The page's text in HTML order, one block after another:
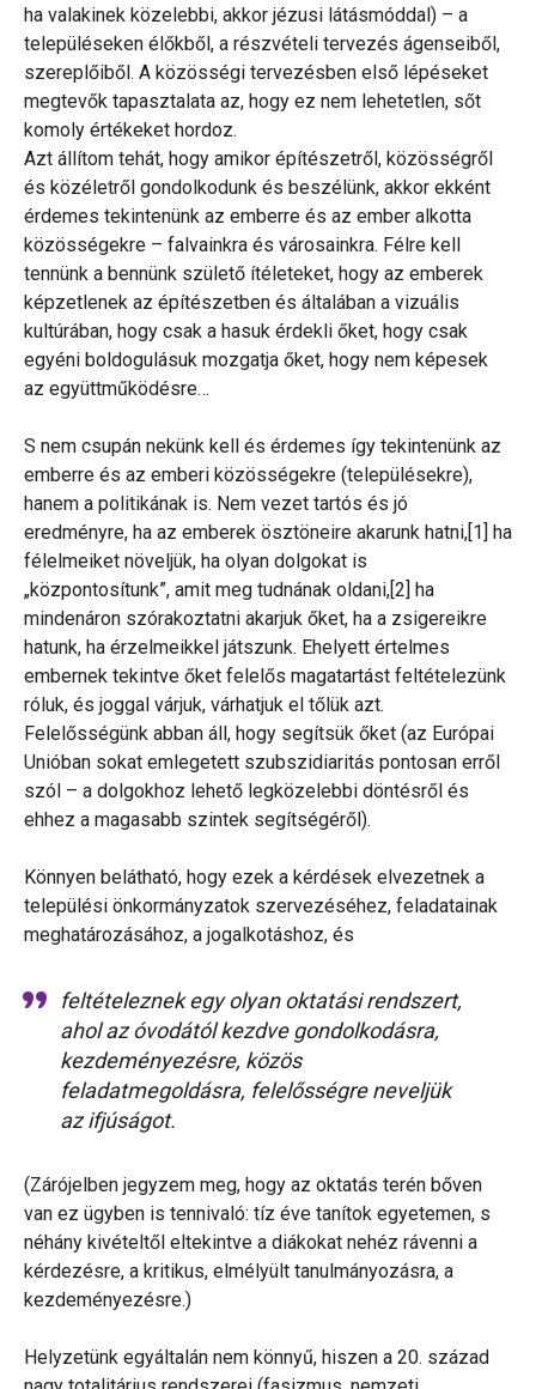
ha valakinek közelebbi, akkor jézusi látásmóddal) – a
településeken élőkből, a részvételi tervezés ágenseiből,
szereplőiből. A közösségi tervezésben első lépéseket
megtevők tapasztalata az, hogy ez nem lehetetlen, sőt
komoly értékeket hordoz.
Azt állítom tehát, hogy amikor építészetről, közösségről
és közéletről gondolkodunk és beszélünk, akkor ekként
érdemes tekintenünk az emberre és az ember alkotta
közösségekre – falvainkra és városainkra. Félre kell
tennünk a bennünk születő ítéleteket, hogy az emberek
képzetlenek az építészetben és általában a vizuális
kultúrában, hogy csak a hasuk érdekli őket, hogy csak
egyéni boldogulásuk mozgatja őket, hogy nem képesek
az együttműködésre…
S nem csupán nekünk kell és érdemes így tekintenünk az
emberre és az emberi közösségekre (településekre),
hanem a politikának is. Nem vezet tartós és jó
eredményre, ha az emberek ösztöneire akarunk hatni,[1] ha
félelmeiket növeljük, ha olyan dolgokat is
„központosítunk”, amit meg tudnának oldani,[2] ha
mindenáron szórakoztatni akarjuk őket, ha a zsigereikre
hatunk, ha érzelmeikkel játszunk. Ehelyett értelmes
embernek tekintve őket felelős magatartást feltételezünk
róluk, és joggal várjuk, várhatjuk el tőlük azt.
Felelősségünk abban áll, hogy segítsük őket (az Európai
Unióban sokat emlegetett szubszidiaritás pontosan erről
szól – a dolgokhoz lehető legközelebbi döntésről és
ehhez a magasabb szintek segítségéről).
Könnyen belátható, hogy ezek a kérdések elvezetnek a
települési önkormányzatok szervezéséhez, feladatainak
meghatározásához, a jogalkotáshoz, és
feltételeznek egy olyan oktatási rendszert,
ahol az óvodától kezdve gondolkodásra,
kezdeményezésre, közös
feladatmegoldásra, felelősségre neveljük
az ifjúságot.
(Zárójelben jegyzem meg, hogy az oktatás terén bőven
van ez ügyben is tennivaló: tíz éve tanítok egyetemen, s
néhány kivételtől eltekintve a diákokat nehéz rávenni a
kérdezésre, a kritikus, elmélyült tanulmányozásra, a
kezdeményezésre.)
Helyzetünk egyáltalán nem könnyű, hiszen a 20. század